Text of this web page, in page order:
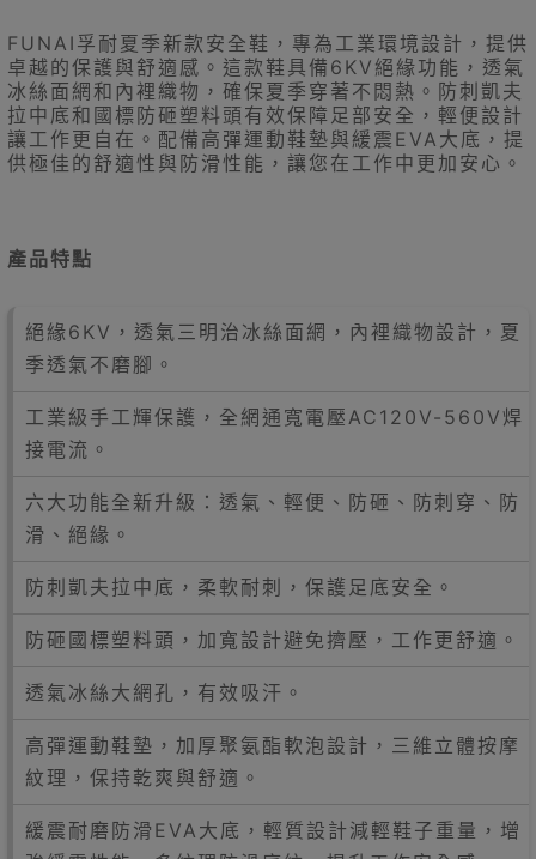
FUNAI孚耐夏季新款安全鞋，專為工業環境設計，提供
卓越的保護與舒適感。這款鞋具備6KV絕緣功能，透氣
冰絲面網和內裡織物，確保夏季穿著不悶熱。防刺凱夫
拉中底和國標防砸塑料頭有效保障足部安全，輕便設計
讓工作更自在。配備高彈運動鞋墊與緩震EVA大底，提
供極佳的舒適性與防滑性能，讓您在工作中更加安心。
產品特點
絕緣6KV，透氣三明治冰絲面網，內裡織物設計，夏
季透氣不磨腳。
工業級手工輝保護，全網通寬電壓AC120V-560V焊
接電流。
六大功能全新升級：透氣、輕便、防砸、防刺穿、防
滑、絕緣。
防刺凱夫拉中底，柔軟耐刺，保護足底安全。
防砸國標塑料頭，加寬設計避免擠壓，工作更舒適。
透氣冰絲大網孔，有效吸汗。
高彈運動鞋墊，加厚聚氨酯軟泡設計，三維立體按摩
紋理，保持乾爽與舒適。
緩震耐磨防滑EVA大底，輕質設計減輕鞋子重量，增